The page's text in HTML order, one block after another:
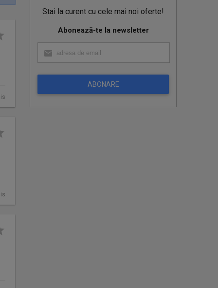
Stai la curent cu cele mai noi oferte!
Abonează-te la newsletter
ABONARE